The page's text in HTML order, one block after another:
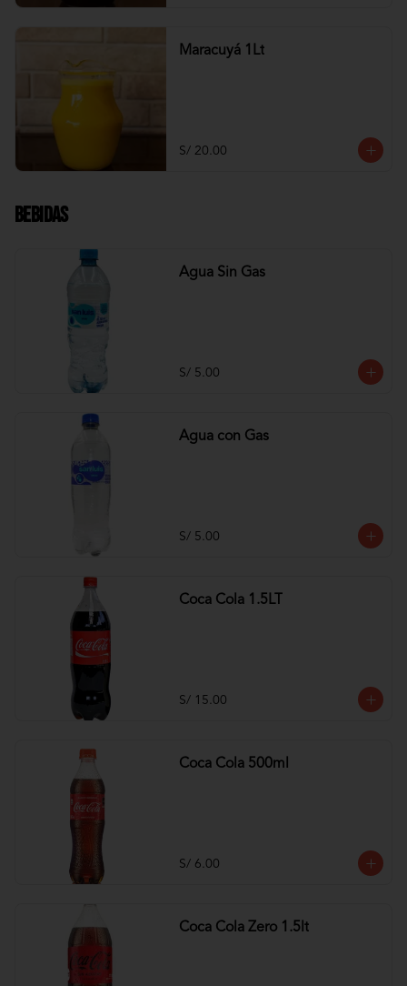
Maracuyá 1Lt
S/ 20.00
Bebidas
Agua Sin Gas
S/ 5.00
Agua con Gas
S/ 5.00
Coca Cola 1.5LT
S/ 15.00
Coca Cola 500ml
S/ 6.00
Coca Cola Zero 1.5lt